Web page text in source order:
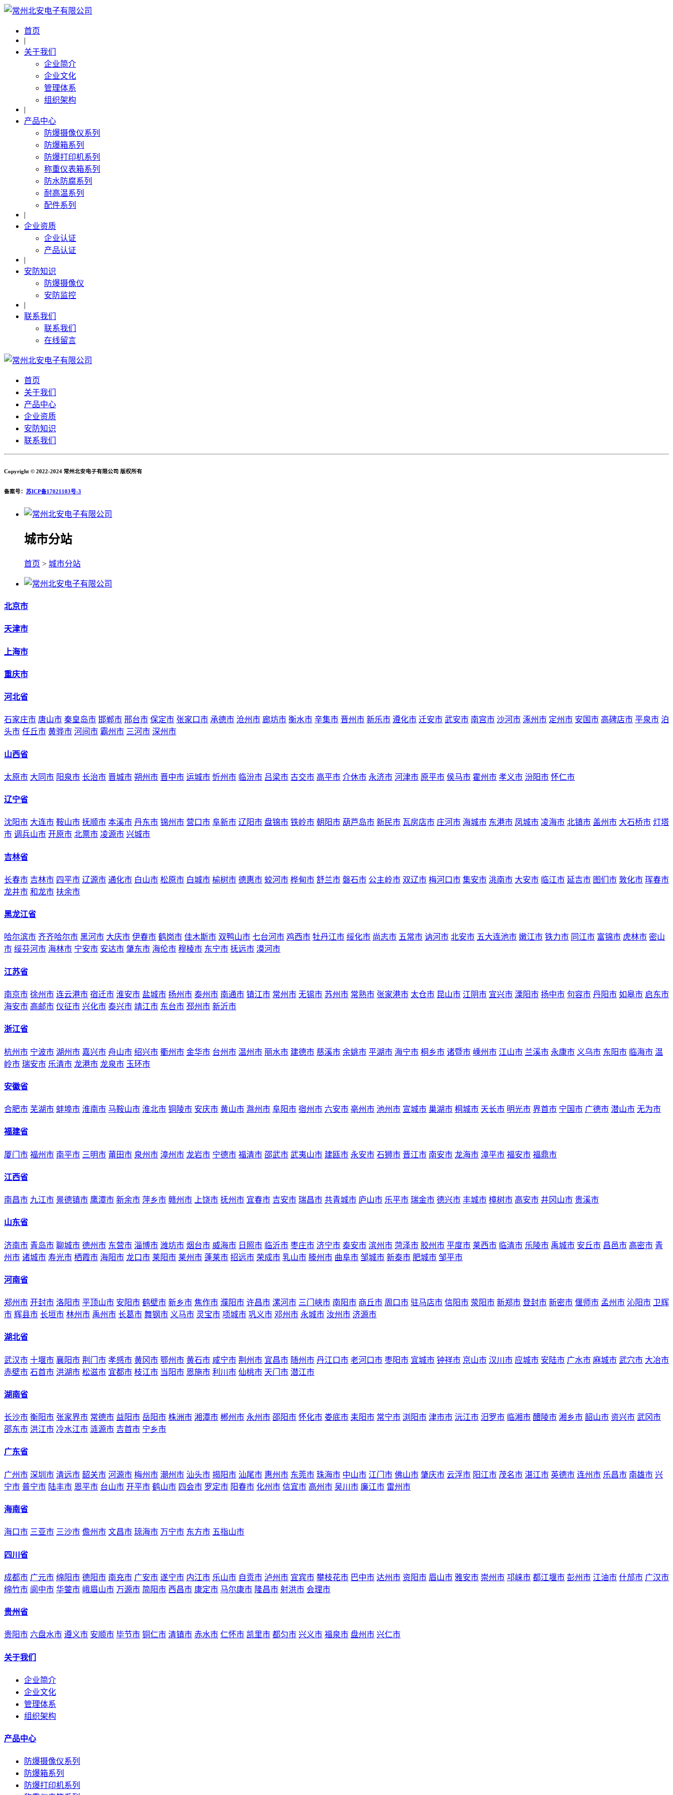
首页
|
关于我们
企业简介
企业文化
管理体系
组织架构
|
产品中心
防爆摄像仪系列
防爆箱系列
防爆打印机系列
称重仪表箱系列
防水防腐系列
耐高温系列
配件系列
|
企业资质
企业认证
产品认证
|
安防知识
防爆摄像仪
安防监控
|
联系我们
联系我们
在线留言
首页
关于我们
产品中心
企业资质
安防知识
联系我们
Copyright © 2022-2024 常州北安电子有限公司 版权所有
备案号： 苏ICP备17021103号-3
城市分站
首页 > 城市分站
北京市
天津市
上海市
重庆市
河北省
石家庄市 唐山市 秦皇岛市 邯郸市 邢台市 保定市 张家口市 承德市 沧州市 廊坊市 衡水市 辛集市 晋州市 新乐市 遵化市 迁安市 武安市 南宫市 沙河市 涿州市 定州市 安国市 高碑店市 平泉市 泊
头市 任丘市 黄骅市 河间市 霸州市 三河市 深州市
山西省
太原市 大同市 阳泉市 长治市 晋城市 朔州市 晋中市 运城市 忻州市 临汾市 吕梁市 古交市 高平市 介休市 永济市 河津市 原平市 侯马市 霍州市 孝义市 汾阳市 怀仁市
辽宁省
沈阳市 大连市 鞍山市 抚顺市 本溪市 丹东市 锦州市 营口市 阜新市 辽阳市 盘锦市 铁岭市 朝阳市 葫芦岛市 新民市 瓦房店市 庄河市 海城市 东港市 凤城市 凌海市 北镇市 盖州市 大石桥市 灯塔
市 调兵山市 开原市 北票市 凌源市 兴城市
吉林省
长春市 吉林市 四平市 辽源市 通化市 白山市 松原市 白城市 榆树市 德惠市 蛟河市 桦甸市 舒兰市 磐石市 公主岭市 双辽市 梅河口市 集安市 洮南市 大安市 临江市 延吉市 图们市 敦化市 珲春市
龙井市 和龙市 扶余市
黑龙江省
哈尔滨市 齐齐哈尔市 黑河市 大庆市 伊春市 鹤岗市 佳木斯市 双鸭山市 七台河市 鸡西市 牡丹江市 绥化市 尚志市 五常市 讷河市 北安市 五大连池市 嫩江市 铁力市 同江市 富锦市 虎林市 密山
市 绥芬河市 海林市 宁安市 安达市 肇东市 海伦市 穆棱市 东宁市 抚远市 漠河市
江苏省
南京市 徐州市 连云港市 宿迁市 淮安市 盐城市 扬州市 泰州市 南通市 镇江市 常州市 无锡市 苏州市 常熟市 张家港市 太仓市 昆山市 江阴市 宜兴市 溧阳市 扬中市 句容市 丹阳市 如皋市 启东市
海安市 高邮市 仪征市 兴化市 泰兴市 靖江市 东台市 邳州市 新沂市
浙江省
杭州市 宁波市 湖州市 嘉兴市 舟山市 绍兴市 衢州市 金华市 台州市 温州市 丽水市 建德市 慈溪市 余姚市 平湖市 海宁市 桐乡市 诸暨市 嵊州市 江山市 兰溪市 永康市 义乌市 东阳市 临海市 温
岭市 瑞安市 乐清市 龙港市 龙泉市 玉环市
安徽省
合肥市 芜湖市 蚌埠市 淮南市 马鞍山市 淮北市 铜陵市 安庆市 黄山市 滁州市 阜阳市 宿州市 六安市 亳州市 池州市 宣城市 巢湖市 桐城市 天长市 明光市 界首市 宁国市 广德市 潜山市 无为市
福建省
厦门市 福州市 南平市 三明市 莆田市 泉州市 漳州市 龙岩市 宁德市 福清市 邵武市 武夷山市 建瓯市 永安市 石狮市 晋江市 南安市 龙海市 漳平市 福安市 福鼎市
江西省
南昌市 九江市 景德镇市 鹰潭市 新余市 萍乡市 赣州市 上饶市 抚州市 宜春市 吉安市 瑞昌市 共青城市 庐山市 乐平市 瑞金市 德兴市 丰城市 樟树市 高安市 井冈山市 贵溪市
山东省
济南市 青岛市 聊城市 德州市 东营市 淄博市 潍坊市 烟台市 威海市 日照市 临沂市 枣庄市 济宁市 泰安市 滨州市 菏泽市 胶州市 平度市 莱西市 临清市 乐陵市 禹城市 安丘市 昌邑市 高密市 青
州市 诸城市 寿光市 栖霞市 海阳市 龙口市 莱阳市 莱州市 蓬莱市 招远市 荣成市 乳山市 滕州市 曲阜市 邹城市 新泰市 肥城市 邹平市
河南省
郑州市 开封市 洛阳市 平顶山市 安阳市 鹤壁市 新乡市 焦作市 濮阳市 许昌市 漯河市 三门峡市 南阳市 商丘市 周口市 驻马店市 信阳市 荥阳市 新郑市 登封市 新密市 偃师市 孟州市 沁阳市 卫辉
市 辉县市 长垣市 林州市 禹州市 长葛市 舞钢市 义马市 灵宝市 项城市 巩义市 邓州市 永城市 汝州市 济源市
湖北省
武汉市 十堰市 襄阳市 荆门市 孝感市 黄冈市 鄂州市 黄石市 咸宁市 荆州市 宜昌市 随州市 丹江口市 老河口市 枣阳市 宜城市 钟祥市 京山市 汉川市 应城市 安陆市 广水市 麻城市 武穴市 大冶市
赤壁市 石首市 洪湖市 松滋市 宜都市 枝江市 当阳市 恩施市 利川市 仙桃市 天门市 潜江市
湖南省
长沙市 衡阳市 张家界市 常德市 益阳市 岳阳市 株洲市 湘潭市 郴州市 永州市 邵阳市 怀化市 娄底市 耒阳市 常宁市 浏阳市 津市市 沅江市 汨罗市 临湘市 醴陵市 湘乡市 韶山市 资兴市 武冈市
邵东市 洪江市 冷水江市 涟源市 吉首市 宁乡市
广东省
广州市 深圳市 清远市 韶关市 河源市 梅州市 潮州市 汕头市 揭阳市 汕尾市 惠州市 东莞市 珠海市 中山市 江门市 佛山市 肇庆市 云浮市 阳江市 茂名市 湛江市 英德市 连州市 乐昌市 南雄市 兴
宁市 普宁市 陆丰市 恩平市 台山市 开平市 鹤山市 四会市 罗定市 阳春市 化州市 信宜市 高州市 吴川市 廉江市 雷州市
海南省
海口市 三亚市 三沙市 儋州市 文昌市 琼海市 万宁市 东方市 五指山市
四川省
成都市 广元市 绵阳市 德阳市 南充市 广安市 遂宁市 内江市 乐山市 自贡市 泸州市 宜宾市 攀枝花市 巴中市 达州市 资阳市 眉山市 雅安市 崇州市 邛崃市 都江堰市 彭州市 江油市 什邡市 广汉市
绵竹市 阆中市 华蓥市 峨眉山市 万源市 简阳市 西昌市 康定市 马尔康市 隆昌市 射洪市 会理市
贵州省
贵阳市 六盘水市 遵义市 安顺市 毕节市 铜仁市 清镇市 赤水市 仁怀市 凯里市 都匀市 兴义市 福泉市 盘州市 兴仁市
关于我们
企业简介
企业文化
管理体系
组织架构
产品中心
防爆摄像仪系列
防爆箱系列
防爆打印机系列